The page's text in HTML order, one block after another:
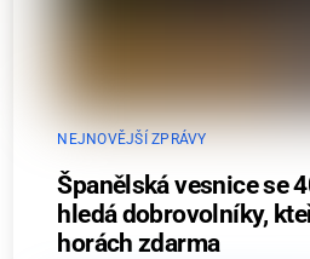
NEJNOVĚJŠÍ ZPRÁVY
Španělská vesnice se
hledá dobrovolníky,
horách zdarma